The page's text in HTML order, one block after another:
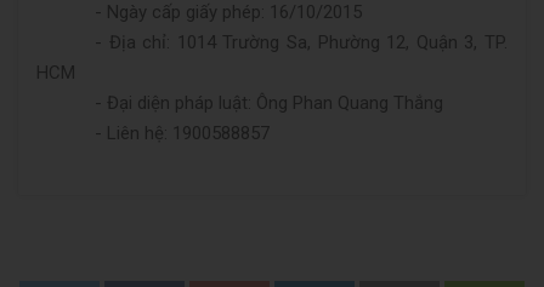
- Ngày cấp giấy phép: 16/10/2015
- Địa chỉ: 1014 Trường Sa, Phường 12, Quận 3, TP.
HCM
- Đại diện pháp luật: Ông Phan Quang Thắng
- Liên hệ: 1900588857